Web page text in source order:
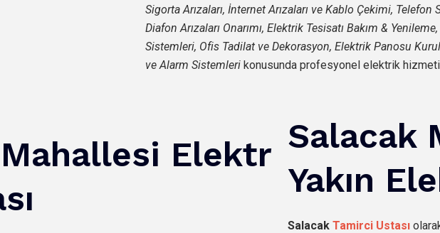
Sigorta Arızaları, İnternet Arızaları ve Kablo Çekimi,
Diafon Arızaları Onarımı, Elektrik Tesisatı Bakım &
Sistemleri, Ofis Tadilat ve Dekorasyon, Elektrik Panosu
ve Alarm Sistemlerikonusunda profesyonel elektrik
Mahallesi Elektr Salacak
Yakın
Salacak Tamirci Ustası